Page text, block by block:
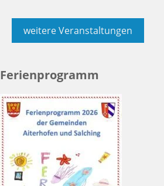
weitere Veranstaltungen
Ferienprogramm